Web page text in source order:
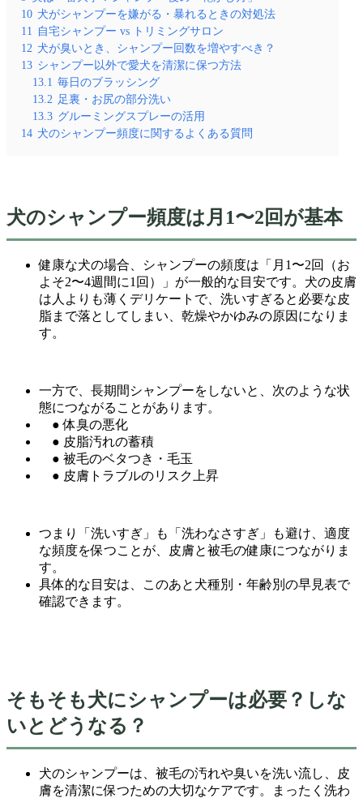
10 犬がシャンプーを嫌がる・暴れるときの対処法
11
自宅シャンプー vs トリミングサロン
12 犬が臭いとき、シャンプー回数を増やすべき？
13 シャンプー以外で愛犬を清潔に保つ方法
13.1 毎日のブラッシング
13.2 足裏・お尻の部分洗い
13.3 グルーミングスプレーの活用
14 犬のシャンプー頻度に関するよくある質問
犬のシャンプー頻度は月1〜2回が基本
健康な犬の場合、シャンプーの頻度は「月1〜2回（お
よそ2〜4週間に1回）」が一般的な目安です。犬の皮膚
は人よりも薄くデリケートで、洗いすぎると必要な皮
脂まで落としてしまい、乾燥やかゆみの原因になりま
す。
一方で、長期間シャンプーをしないと、次のような状
態につながることがあります。
● 体臭の悪化
● 皮脂汚れの蓄積
● 被毛のベタつき・毛玉
● 皮膚トラブルのリスク上昇
つまり「洗いすぎ」も「洗わなさすぎ」も避け、適度
な頻度を保つことが、皮膚と被毛の健康につながりま
す。
具体的な目安は、このあと犬種別・年齢別の早見表で
確認できます。
そもそも犬にシャンプーは必要？しな
いとどうなる？
犬のシャンプーは、被毛の汚れや臭いを洗い流し、皮
膚を清潔に保つための大切なケアです。まったく洗わ